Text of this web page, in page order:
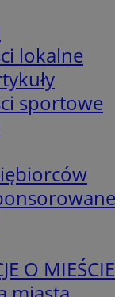
lokalne
sportowe
O MIEŚCIE